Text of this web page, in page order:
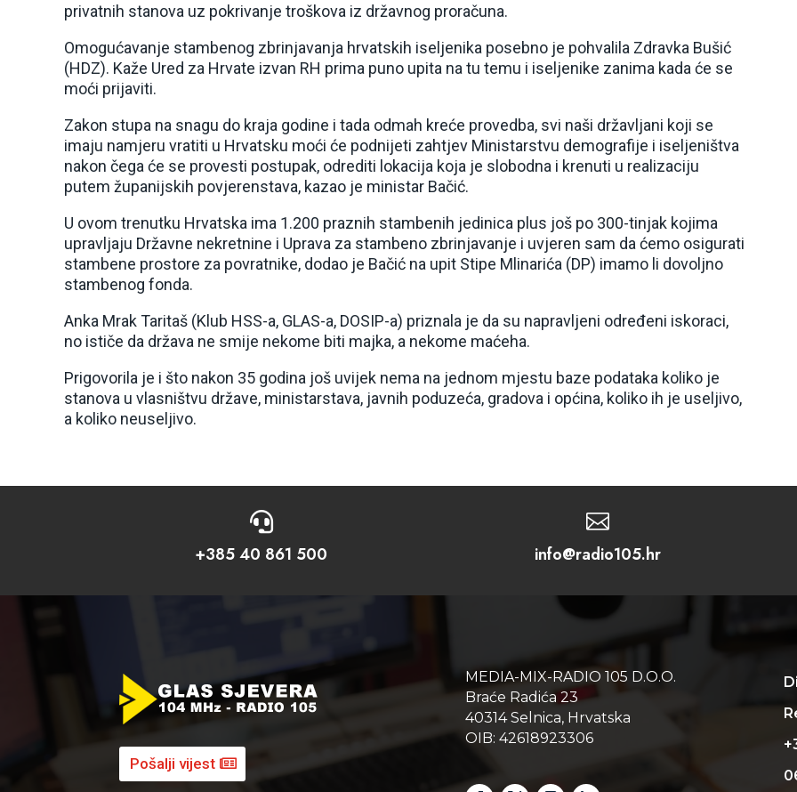
privatnih stanova uz pokrivanje troškova iz državnog proračuna.
Omogućavanje stambenog zbrinjavanja hrvatskih iseljenika posebno je pohvalila Zdravka Bušić
(HDZ). Kaže Ured za Hrvate izvan RH prima puno upita na tu temu i iseljenike zanima kada će se
moći prijaviti.
Zakon stupa na snagu do kraja godine i tada odmah kreće provedba, svi naši državljani koji se
imaju namjeru vratiti u Hrvatsku moći će podnijeti zahtjev Ministarstvu demografije i iseljeništva
nakon čega će se provesti postupak, odrediti lokacija koja je slobodna i krenuti u realizaciju
putem županijskih povjerenstava, kazao je ministar Bačić.
U ovom trenutku Hrvatska ima 1.200 praznih stambenih jedinica plus još po 300-tinjak kojima
upravljaju Državne nekretnine i Uprava za stambeno zbrinjavanje i uvjeren sam da ćemo osigurati
stambene prostore za povratnike, dodao je Bačić na upit Stipe Mlinarića (DP) imamo li dovoljno
stambenog fonda.
Anka Mrak Taritaš (Klub HSS-a, GLAS-a, DOSIP-a) priznala je da su napravljeni određeni iskoraci,
no ističe da država ne smije nekome biti majka, a nekome maćeha.
Prigovorila je i što nakon 35 godina još uvijek nema na jednom mjestu baze podataka koliko je
stanova u vlasništvu države, ministarstava, javnih poduzeća, gradova i općina, koliko ih je useljivo,
a koliko neuseljivo.

+385 40 861 500

info@radio105.hr
Pošalji vijest
MEDIA-MIX-RADIO 105 D.O.O.
Braće Radića 23
40314 Selnica, Hrvatska
OIB: 42618923306